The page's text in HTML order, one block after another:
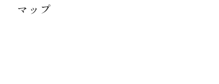
マップ